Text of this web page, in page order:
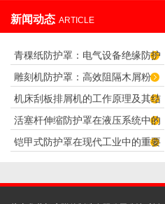
新闻动态 ARTICLE
青稞纸防护罩：电气设备绝缘防护
专用方案
雕刻机防护罩：高效阻隔木屑粉
尘，守护设备精度与安全
机床刮板排屑机的工作原理及其结
构分析
活塞杆伸缩防护罩在液压系统中的
应用
铠甲式防护罩在现代工业中的重要